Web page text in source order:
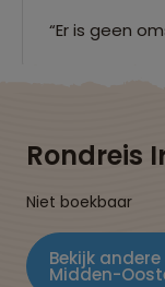
“Er is geen
Rondreis
Niet boekbaar
Bekijk
Midden-